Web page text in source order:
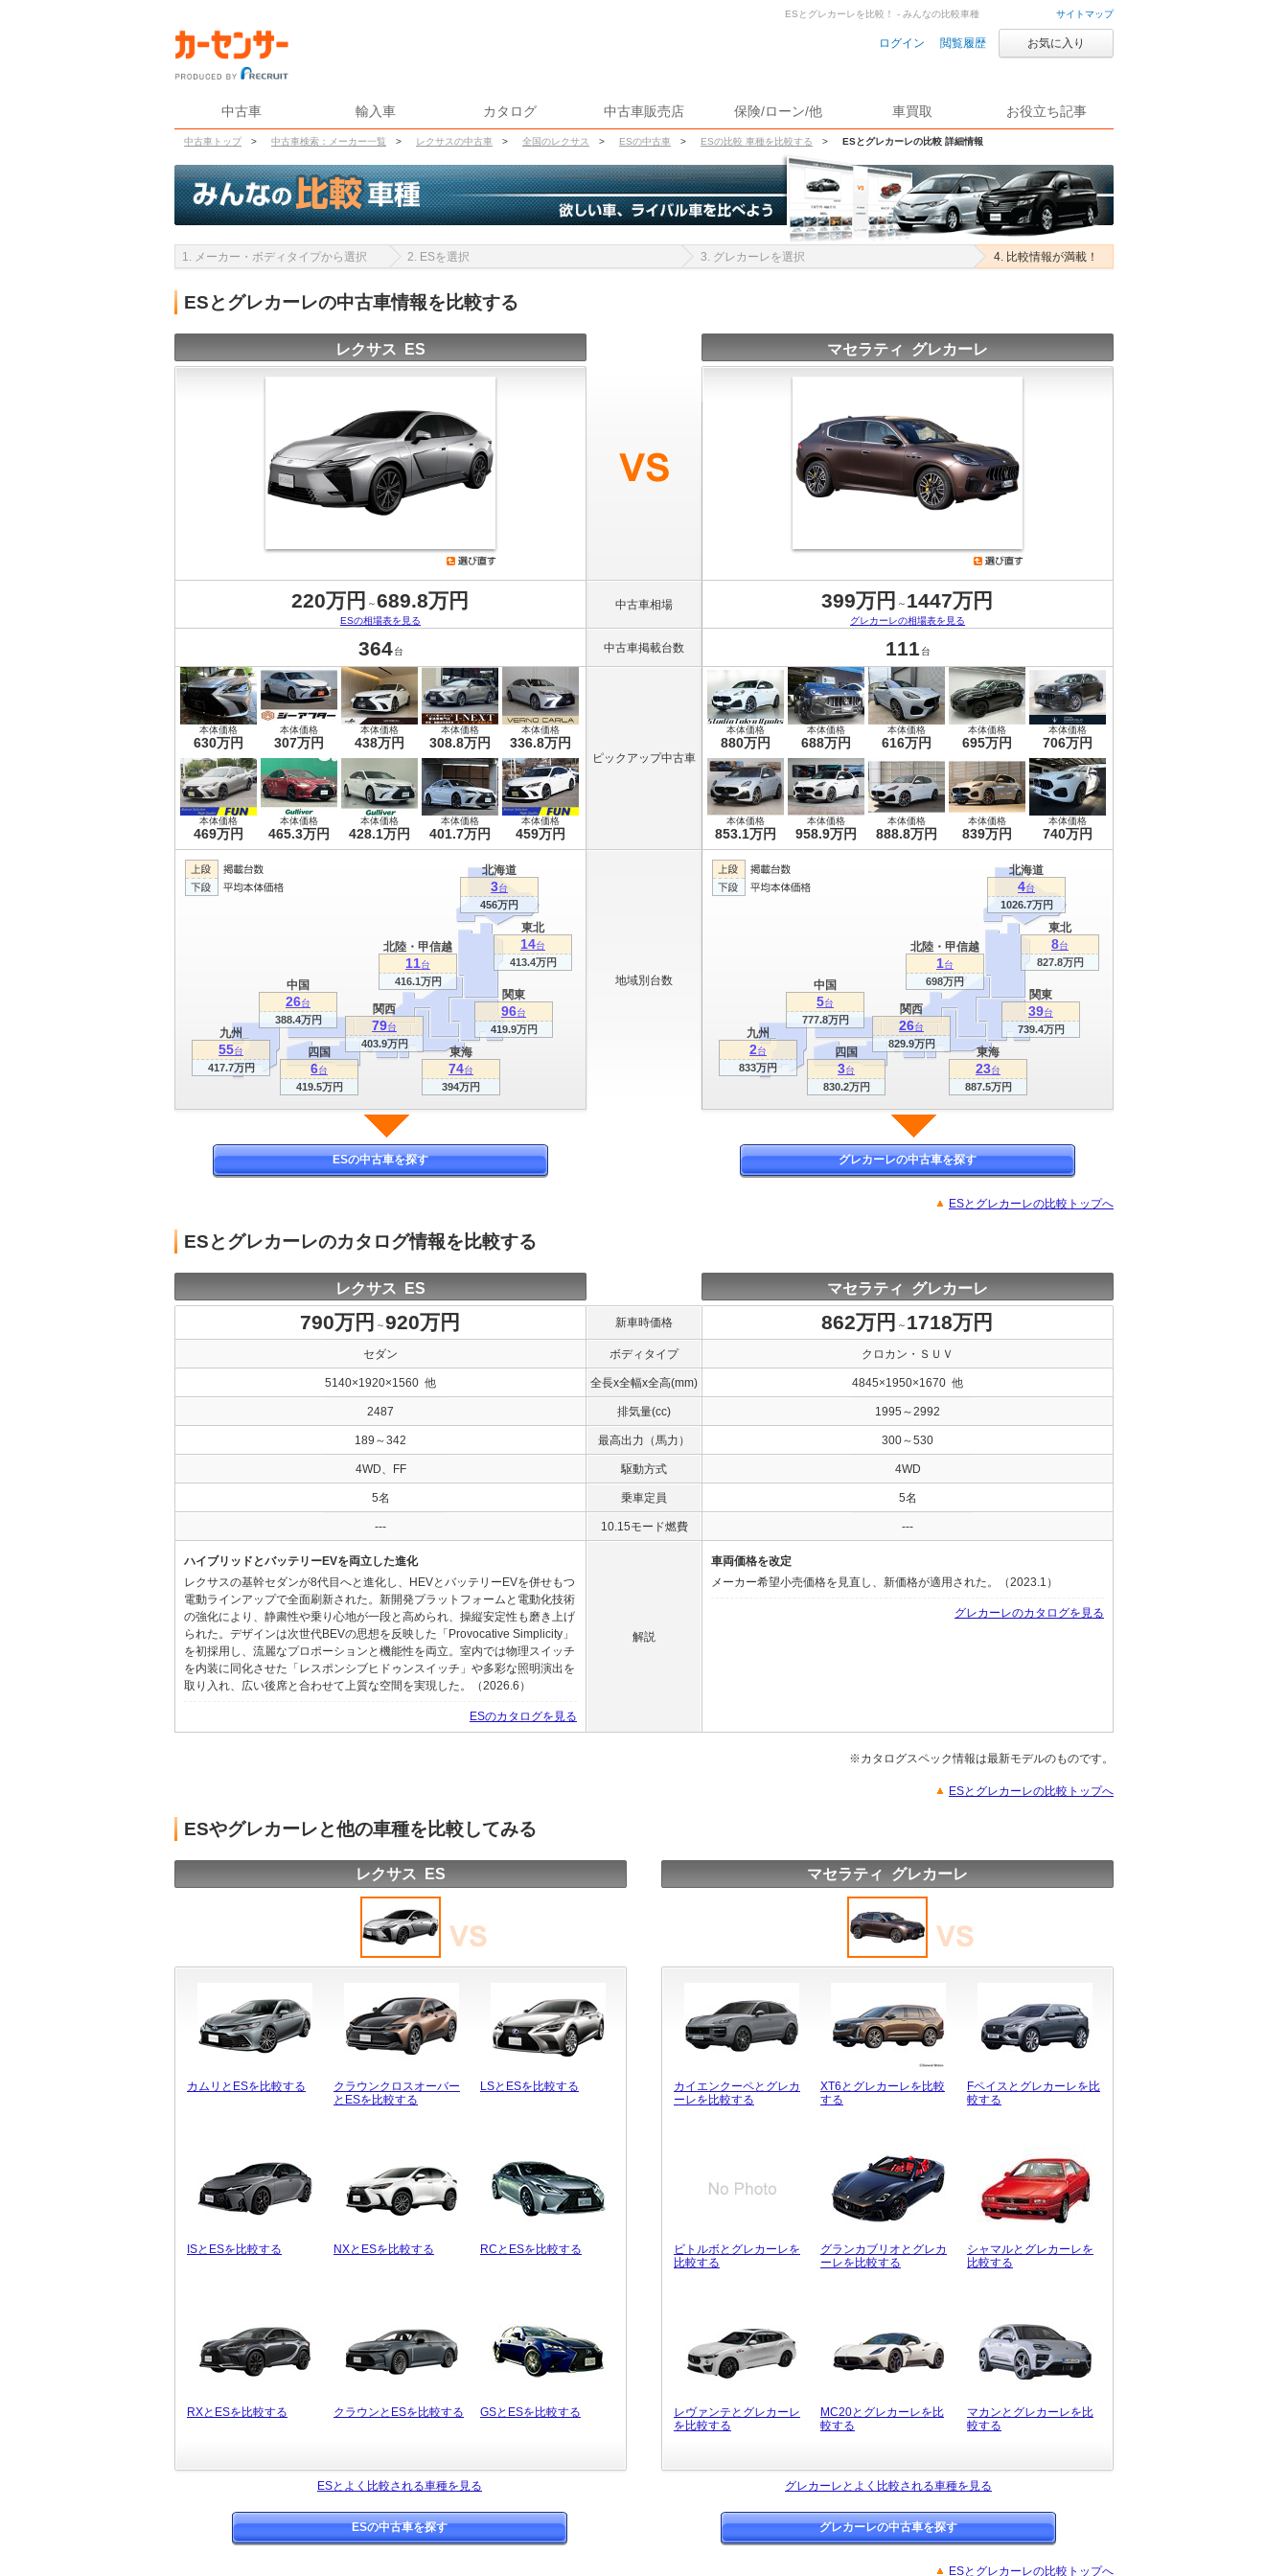
サイトマップ
ログイン 閲覧履歴 お気に入り
中古車 輸入車 カタログ 中古車販売店 保険/ローン/他 車買取 お役立ち記事
中古車トップ > 中古車検索：メーカー一覧 > レクサスの中古車 > 全国のレクサス > ESの中古車 > ESの比較 車種を比較する > ESとグレカーレの比較 詳細情報
ESとグレカーレを比較！ - みんなの比較車種
1. メーカー・ボディタイプから選択 2. ESを選択 3. グレカーレを選択 4. 比較情報が満載！
ESとグレカーレの中古車情報を比較する
レクサス ES マセラティ グレカーレ
220万円 ～689.8万円
ESの相場表を見る
中古車相場 399万円 ～ 1447万円
グレカーレの相場表を見る
364 台 中古車掲載台数 111 台
本体価格
630万円
本体価格
307万円
本体価格
438万円
本体価格
308.8万円
本体価格
336.8万円
本体価格
469万円
本体価格
465.3万円
本体価格
428.1万円
本体価格
401.7万円
本体価格
459万円
ピックアップ中古車
本体価格
880万円
本体価格
688万円
本体価格
616万円
本体価格
695万円
本体価格
706万円
本体価格
853.1万円
本体価格
958.9万円
本体価格
888.8万円
本体価格
839万円
本体価格
740万円
関東
96台
419.9万円
関西
79台
403.9万円
東海
74台
394万円
北海道
3台
456万円
九州
55台
417.7万円
東北
14台
413.4万円
北陸・甲信越
11台
416.1万円
中国
26台
388.4万円
四国
6台
419.5万円
地域別台数
関東
39台
739.4万円
関西
26台
829.9万円
東海
23台
887.5万円
北海道
4台
1026.7万円
九州
2台
833万円
東北
8台
827.8万円
北陸・甲信越
1台
698万円
中国
5台
777.8万円
四国
3台
830.2万円
ESの中古車を探す グレカーレの中古車を探す
ESとグレカーレの比較トップへ
ESとグレカーレのカタログ情報を比較する
レクサス ES マセラティ グレカーレ
790万円 ～920万円 新車時価格 862万円 ～ 1718万円
セダン ボディタイプ クロカン・ＳＵＶ
5140×1920×1560 他 全長x全幅x全高(mm) 4845×1950×1670 他
2487 排気量(cc) 1995～2992
189～342 最高出力（馬力） 300～530
4WD、FF 駆動方式 4WD
5名 乗車定員 5名
--- 10.15モード燃費 ---
ハイブリッドとバッテリーEVを両立した進化
レクサスの基幹セダンが8代目へと進化し、HEVとバッテリーEVを併せもつ
電動ラインアップで全面刷新された。新開発プラットフォームと電動化技術
の強化により、静粛性や乗り心地が一段と高められ、操縦安定性も磨き上げ
られた。デザインは次世代BEVの思想を反映した「Provocative Simplicity」
を初採用し、流麗なプロポーションと機能性を両立。室内では物理スイッチ
を内装に同化させた「レスポンシブヒドゥンスイッチ」や多彩な照明演出を
取り入れ、広い後席と合わせて上質な空間を実現した。（2026.6）
ESのカタログを見る
解説
車両価格を改定
メーカー希望小売価格を見直し、新価格が適用された。（2023.1）
グレカーレのカタログを見る
※カタログスペック情報は最新モデルのものです。
ESとグレカーレの比較トップへ
ESやグレカーレと他の車種を比較してみる
レクサス ES
カムリとESを比較する
クラウンクロスオーバー
とESを比較する
LSとESを比較する
ISとESを比較する NXとESを比較する RCとESを比較する
RXとESを比較する クラウンとESを比較する GSとESを比較する
マセラティ グレカーレ
カイエンクーペとグレカ
ーレを比較する
XT6とグレカーレを比較
する
Fペイスとグレカーレを比
較する
ビトルボとグレカーレを
比較する
グランカブリオとグレカ
ーレを比較する
シャマルとグレカーレを
比較する
レヴァンテとグレカーレ
を比較する
MC20とグレカーレを比
較する
マカンとグレカーレを比
較する
ESとよく比較される車種を見る グレカーレとよく比較される車種を見る
ESの中古車を探す グレカーレの中古車を探す
ESとグレカーレの比較トップへ